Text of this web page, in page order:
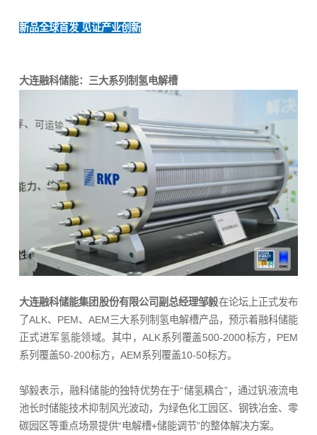
新品全球首发 见证产业创新
大连融科储能：三大系列制氢电解槽
大连融科储能集团股份有限公司副总经理邹毅在论坛上正式发布
了ALK、PEM、AEM三大系列制氢电解槽产品，预示着融科储能
正式进军氢能领域。其中，ALK系列覆盖500-2000标方，PEM
系列覆盖50-200标方，AEM系列覆盖10-50标方。
邹毅表示，融科储能的独特优势在于“储氢耦合”，通过钒液流电
池长时储能技术抑制风光波动，为绿色化工园区、钢铁冶金、零
碳园区等重点场景提供“电解槽+储能调节”的整体解决方案。